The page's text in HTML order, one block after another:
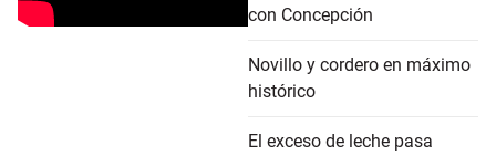
con Concepción
Novillo y cordero en máximo
histórico
El exceso de leche pasa